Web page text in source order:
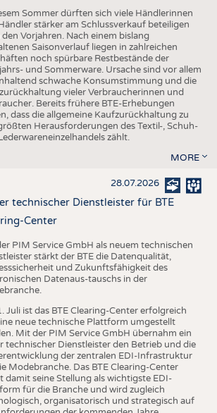
Sommer dürften sich viele Händlerinnen
stärker am Schlussverkauf beteiligen
den Vorjahren. Nach einem bislang
Saisonverlauf liegen in zahlreichen
noch spürbare Restbestände der
und Sommerware. Ursache sind vor allem
schwache Konsumstimmung und die
vieler Verbraucherinnen und
Bereits frühere BTE-Erhebungen
dass die allgemeine Kaufzurückhaltung zu
Herausforderungen des Textil-, Schuh-
zählt.
MORE
28.07.2026
technischer Dienstleister für BTE
Center
PIM Service GmbH als neuem technischen
stärkt der BTE die Datenqualität,
und Zukunftsfähigkeit des
Datenaus-tauschs in der
Juli ist das BTE Clearing-Center erfolgreich
neue technische Plattform umgestellt
Mit der PIM Service GmbH übernahm ein
technischer Dienstleister den Betrieb und die
der zentralen EDI-Infrastruktur
Modebranche. Das BTE Clearing-Center
damit seine Stellung als wichtigste EDI-
für die Branche und wird zugleich
organisatorisch und strategisch auf